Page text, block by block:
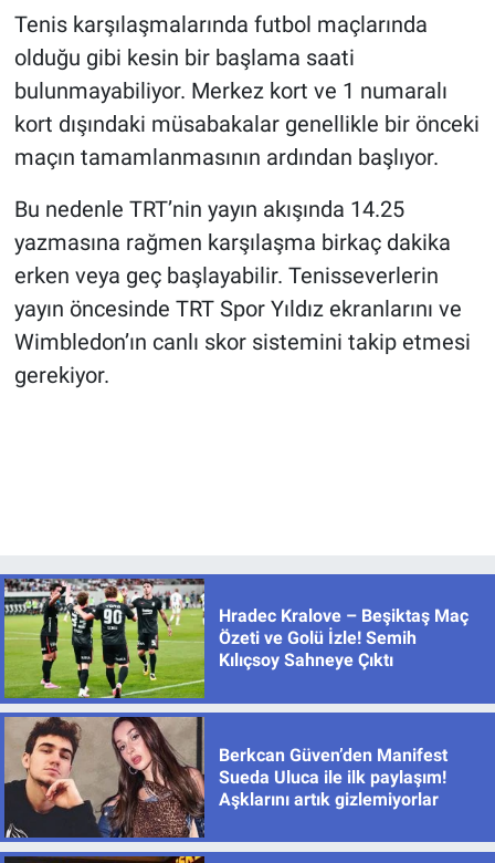
Tenis karşılaşmalarında futbol maçlarında
olduğu gibi kesin bir başlama saati
bulunmayabiliyor. Merkez kort ve 1 numaralı
kort dışındaki müsabakalar genellikle bir önceki
maçın tamamlanmasının ardından başlıyor.
Bu nedenle TRT’nin yayın akışında 14.25
yazmasına rağmen karşılaşma birkaç dakika
erken veya geç başlayabilir. Tenisseverlerin
yayın öncesinde TRT Spor Yıldız ekranlarını ve
Wimbledon’ın canlı skor sistemini takip etmesi
gerekiyor.
Hradec Kralove – Beşiktaş Maç
Özeti ve Golü İzle! Semih
Kılıçsoy Sahneye Çıktı
Berkcan Güven’den Manifest
Sueda Uluca ile ilk paylaşım!
Aşklarını artık gizlemiyorlar